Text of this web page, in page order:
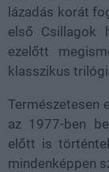
lázadás korát
első Csillagok
ezelőtt
klasszikus
Természetesen
az 1977-ben
előtt is
mindenképpen